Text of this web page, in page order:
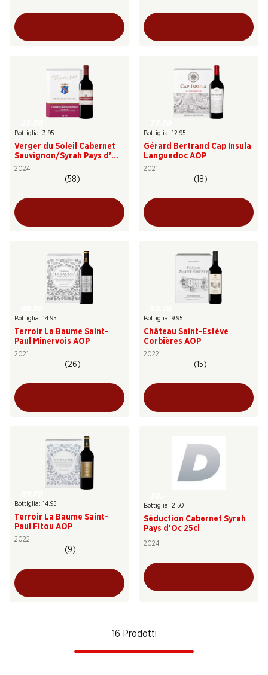
Bottiglia: 3.95
Verger du Soleil Cabernet
Sauvignon/Syrah Pays d’Oc
IGP
2024
(58)
Bottiglia: 12.95
Gérard Bertrand Cap Insula
Languedoc AOP
2021
(18)
Bottiglia: 14.95
Terroir La Baume Saint-
Paul Minervois AOP
2021
(26)
Bottiglia: 9.95
Château Saint-Estève
Corbières AOP
2022
(15)
Bottiglia: 14.95
Terroir La Baume Saint-
Paul Fitou AOP
2022
(9)
Bottiglia: 2.50
Séduction Cabernet Syrah
Pays d'Oc 25cl
2024
16 Prodotti